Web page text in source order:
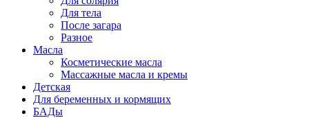
Для тела
После загара
Разное
Масла
Косметические масла
Массажные масла и кремы
Детская
Для беременных и кормящих
БАДы